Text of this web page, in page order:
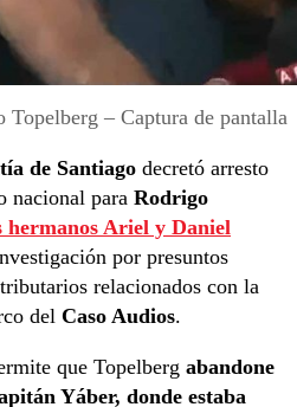
Topelberg – Captura de pantalla
de Santiago decretó arresto
nacional para Rodrigo
hermanos Ariel y Daniel
por presuntos
relacionados con la
del Caso Audios.
que Topelberg abandone
Yáber, donde estaba